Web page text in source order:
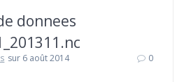
donnees
sur 6 août 2014 0